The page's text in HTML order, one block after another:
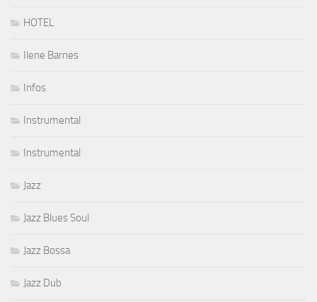
HOTEL
Ilene Barnes
Infos
Instrumental
Instrumental
Jazz
Jazz Blues Soul
Jazz Bossa
Jazz Dub